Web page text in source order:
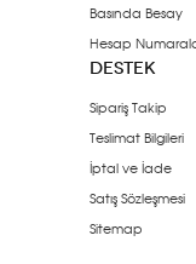
Basında Besay
Hesap
DESTEK
Sipariş Takip
Teslimat Bilgileri
İptal ve İade
Satış Sözleşmesi
Sitemap